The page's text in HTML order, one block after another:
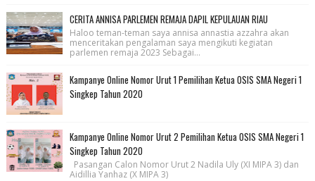
CERITA ANNISA PARLEMEN REMAJA DAPIL KEPULAUAN RIAU
Haloo teman-teman saya annisa annastia azzahra akan
menceritakan pengalaman saya mengikuti kegiatan
parlemen remaja 2023 Sebagai...
Kampanye Online Nomor Urut 1 Pemilihan Ketua OSIS SMA Negeri 1
Singkep Tahun 2020
Kampanye Online Nomor Urut 2 Pemilihan Ketua OSIS SMA Negeri 1
Singkep Tahun 2020
Pasangan Calon Nomor Urut 2 Nadila Uly (XI MIPA 3) dan
Aidillia Yanhaz (X MIPA 3)